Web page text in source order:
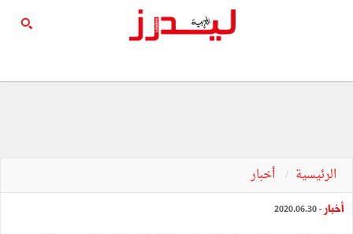
الرئيسية أخبار
أخبار - 2020.06.30